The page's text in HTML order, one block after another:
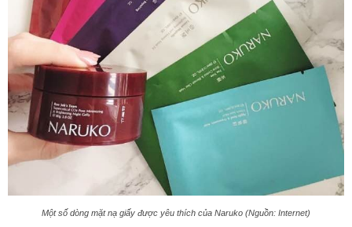
Một số dòng mặt nạ giấy được yêu thích của Naruko (Nguồn: Internet)